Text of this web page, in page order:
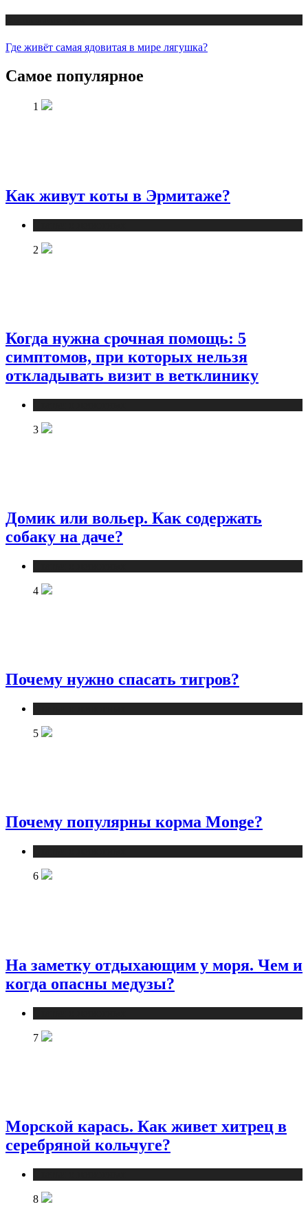
Где живёт самая ядовитая в мире лягушка?
Самое популярное
1
Как живут коты в Эрмитаже?
2
Когда нужна срочная помощь: 5
симптомов, при которых нельзя
откладывать визит в ветклинику
3
Домик или вольер. Как содержать
собаку на даче?
4
Почему нужно спасать тигров?
5
Почему популярны корма Monge?
6
На заметку отдыхающим у моря. Чем и
когда опасны медузы?
7
Морской карась. Как живет хитрец в
серебряной кольчуге?
8